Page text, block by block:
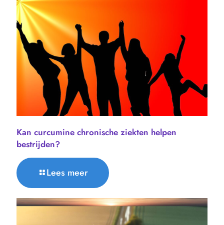
Kan curcumine chronische ziekten helpen
bestrijden?
Lees meer